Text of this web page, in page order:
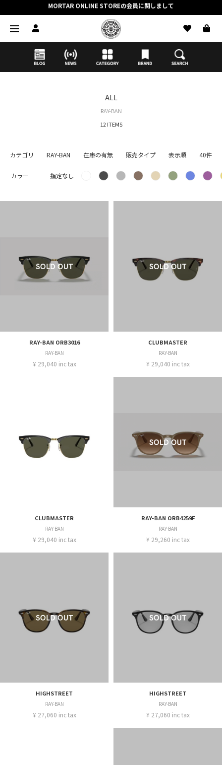
【応募前に必ずお読みください】抽選応募に関する注意事項
MORTAR ONLINE STOREの会員に関しまして
ALL
RAY-BAN
12 ITEMS
カテゴリ RAY-BAN 在庫の有無 販売タイプ 表示順 40件
カラー 指定なし
RAY-BAN ORB3016
RAY-BAN
¥ 29,040 inc tax
CLUBMASTER
RAY-BAN
¥ 29,040 inc tax
CLUBMASTER
RAY-BAN
¥ 29,040 inc tax
RAY-BAN ORB4259F
RAY-BAN
¥ 29,260 inc tax
HIGHSTREET
RAY-BAN
¥ 27,060 inc tax
HIGHSTREET
RAY-BAN
¥ 27,060 inc tax